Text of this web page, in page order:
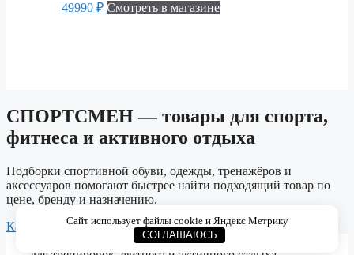
49990 ₽ Смотреть в магазине
СПОРТСМЕН — товары для спорта,
фитнеса и активного отдыха
Подборки спортивной обуви, одежды, тренажёров и
аксессуаров помогают быстрее найти подходящий товар по
цене, бренду и назначению.
Каталог
Спортивная обувь Одежда для спорта Тренажёры
© 2026 СПОРТСМЕН. Каталог спортивных товаров
Сайт использует файлы cookie и Яндекс Метрику
СОГЛАШАЮСЬ